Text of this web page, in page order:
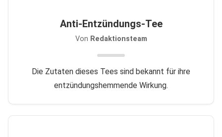
Anti-Entzündungs-Tee
Von Redaktionsteam
Die Zutaten dieses Tees sind bekannt für ihre
entzündungshemmende Wirkung.